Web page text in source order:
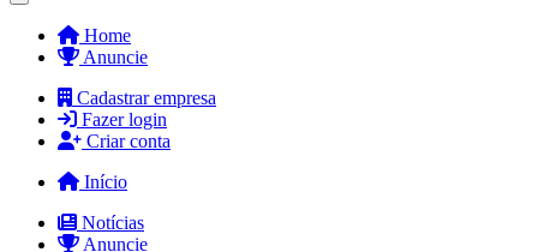
Home
Anuncie
Cadastrar empresa
Fazer login
Criar conta
Início
Notícias
Anuncie